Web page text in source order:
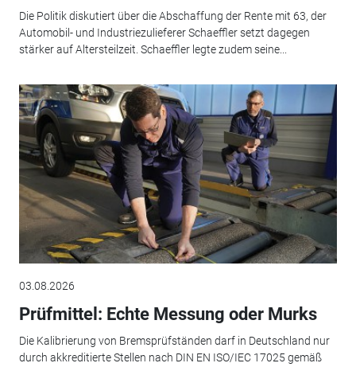
Die Politik diskutiert über die Abschaffung der Rente mit 63, der
Automobil- und Industriezulieferer Schaeffler setzt dagegen
stärker auf Altersteilzeit. Schaeffler legte zudem seine...
03.08.2026
Prüfmittel: Echte Messung oder Murks
Die Kalibrierung von Bremsprüfständen darf in Deutschland nur
durch akkreditierte Stellen nach DIN EN ISO/IEC 17025 gemäß